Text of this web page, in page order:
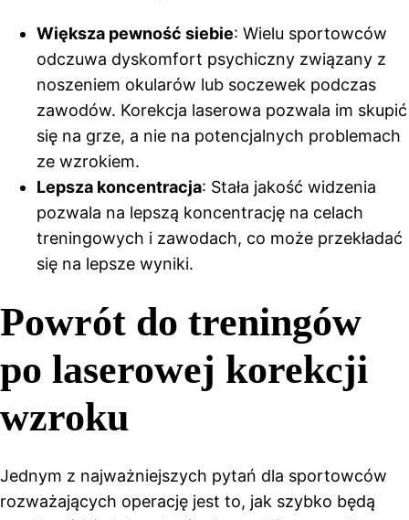
Większa pewność siebie: Wielu sportowców
odczuwa dyskomfort psychiczny związany z
noszeniem okularów lub soczewek podczas
zawodów. Korekcja laserowa pozwala im skupić
się na grze, a nie na potencjalnych problemach
ze wzrokiem.
Lepsza koncentracja: Stała jakość widzenia
pozwala na lepszą koncentrację na celach
treningowych i zawodach, co może przekładać
się na lepsze wyniki.
Powrót do treningów
po laserowej korekcji
wzroku
Jednym z najważniejszych pytań dla sportowców
rozważających operację jest to, jak szybko będą